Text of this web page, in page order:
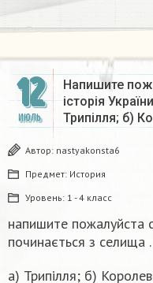
12
ИЮЛЬ
Напишите
історія
Трипілля; б)
Автор: nastyakonsta6
Предмет: История
Уровень: 1 - 4 класс
напишите пожалуйста
починається з селища
а) Трипілля; б)